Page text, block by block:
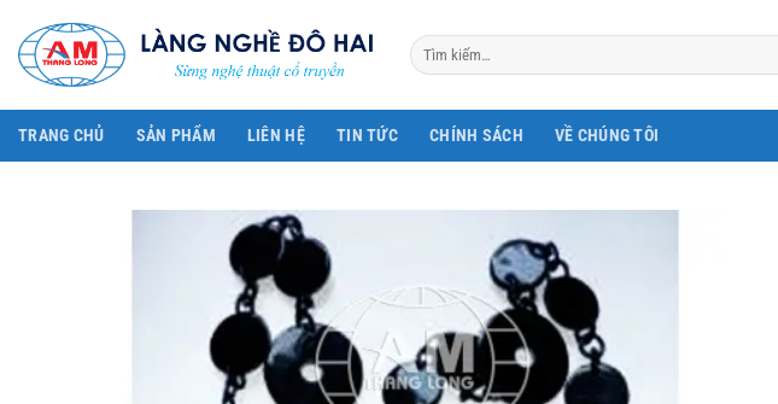
qua
nội
dung
Tìm
kiếm:
TRANG CHỦ SẢN PHẨM LIÊN HỆ TIN TỨC CHÍNH SÁCH VỀ CHÚNG TÔI